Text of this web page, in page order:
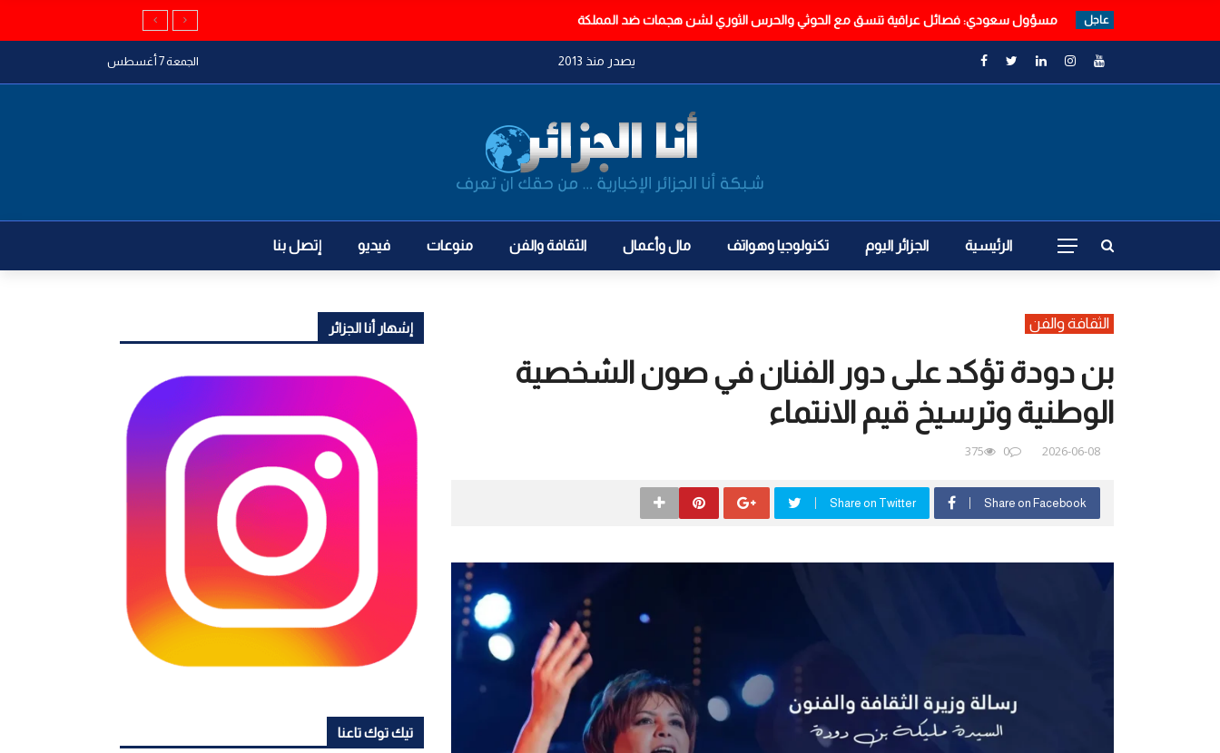
عاجل مسؤول سعودي: فصائل عراقية تنسق مع الحوثي والحرس الثوري لشن هجمات ضد المملكة
الجمعة 7 أغسطس يصدر منذ 2013
الرئيسية الجزائر اليوم تكنولوجيا وهواتف مال وأعمال الثقافة والفن منوعات فيديو إتصل بنا
الثقافة والفن
بن دودة تؤكد على دور الفنان في صون الشخصية
الوطنية وترسيخ قيم الانتماء
2026-06-08
0
375
Share on Facebook
Share on Twitter
إشهار أنا الجزائر
تيك توك تاعنا